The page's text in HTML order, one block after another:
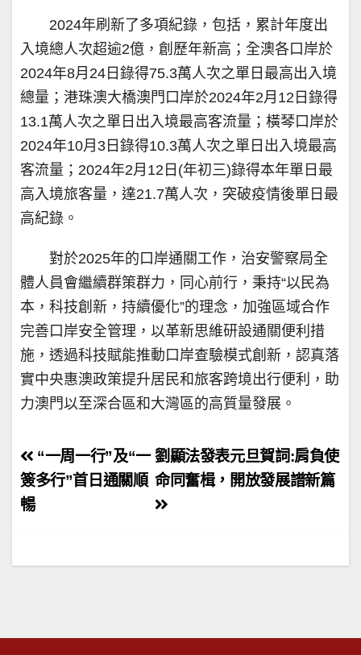
2024年刷新了多項紀錄，包括，累計年度出
入境總人次超逾2億，創歷年新高；全澳各口岸於
2024年8月24日錄得75.3萬人次之單日最高出入境
總量；港珠澳大橋澳門口岸於2024年2月12日錄得
13.1萬人次之單日出入境最高客流量；橫琴口岸於
2024年10月3日錄得10.3萬人次之單日出入境最高
客流量；2024年2月12日(年初三)錄得本年單日最
高入境旅客量，達21.7萬人次，突破疫情後單日最
高紀錄。
對於2025年的口岸通關工作，治安警察局全
體人員會繼續群策群力，同心前行，秉持“以民為
本，科技創新，持續優化”的理念，加強區域合作
完善口岸安全管理，以革新思維研設通關便利措
施，透過科技賦能推動口岸查驗模式創新，認真落
實中央惠澳政策提升居民和旅客跨境出行便利，助
力澳門以至深合區和大灣區的高質量發展。
文
章
導
劉顯法發表元旦賀詞:肩負使
命同奮楫，開放發展譜新篇
“一周一行”及“一
簽多行”首日通關順
暢